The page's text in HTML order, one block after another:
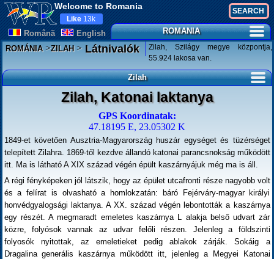
Welcome to Romania
Românã English
Like 13k
ROMANIA
ROMÁNIA>ZILAH>Látnivalók
Zilah, Szilágy megye központja,
55.924 lakosa van.
Zilah
Zilah, Katonai laktanya
GPS Koordinatak:
47.18195 E, 23.05302 K
1849-et követően Ausztria-Magyarország huszár egységet és tüzérséget
telepített Zilahra. 1869-től kezdve állandó katonai parancsnokság működött
itt. Ma is látható A XIX század végén épült kaszárnyájuk még ma is áll.
A régi fényképeken jól látszik, hogy az épület utcafronti része nagyobb volt
és a felírat is olvasható a homlokzatán: báró Fejérváry-magyar királyi
honvédgyalogsági laktanya. A XX. század végén lebontották a kaszárnya
egy részét. A megmaradt emeletes kaszárnya L alakja belső udvart zár
közre, folyósok vannak az udvar felőli részen. Jelenleg a földszinti
folyosók nyitottak, az emeletieket pedig ablakok zárják. Sokáig a
Dragalina generális kaszárnya működött itt, jelenleg a Megyei Katonai